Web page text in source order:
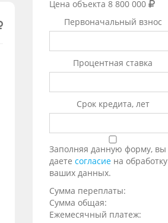
Цена объекта 8 800 000
Первоначальный взнос
Процентная ставка
Срок кредита, лет
Заполняя данную форму, вы
даете согласие на обработку
ваших данных.
Сумма переплаты:
Сумма общая:
Ежемесячный платеж: